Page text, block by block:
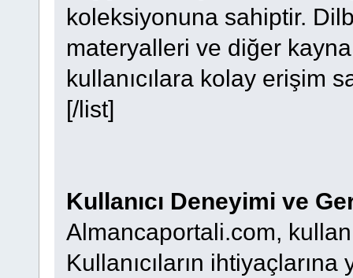
koleksiyonuna sahiptir.
materyalleri ve diğer
kullanıcılara kolay erişim
[/list]
Kullanıcı Deneyimi ve
Almancaportali.com,
Kullanıcıların